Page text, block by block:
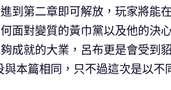
到第二章即可解放，玩家將能
面對變質的黃巾黨以及他的決
成就的大業，呂布更是會受到
與本篇相同，只不過這次是以